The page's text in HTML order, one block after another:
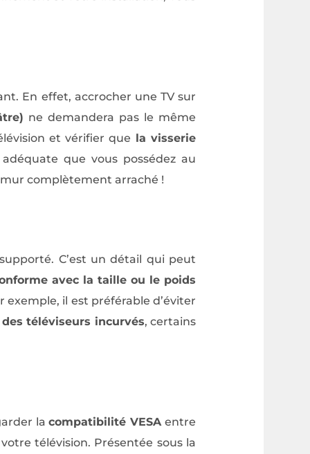
En effet, accrocher une TV sur
ne demandera pas le même
et vérifier que la visserie
que vous possédez au
complètement arraché !
C’est un détail qui peut
avec la taille ou le poids
il est préférable d’éviter
téléviseurs incurvés, certains
lacompatibilité VESAentre
télévision. Présentée sous la